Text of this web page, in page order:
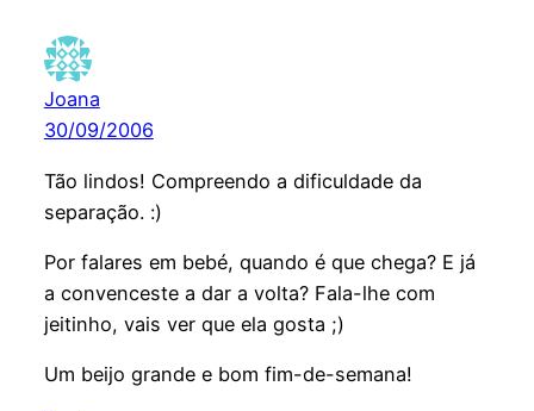
Joana
30/09/2006
Tão lindos! Compreendo a dificuldade da
separação. :)
Por falares em bebé, quando é que chega? E já
a convenceste a dar a volta? Fala-lhe com
jeitinho, vais ver que ela gosta ;)
Um beijo grande e bom fim-de-semana!